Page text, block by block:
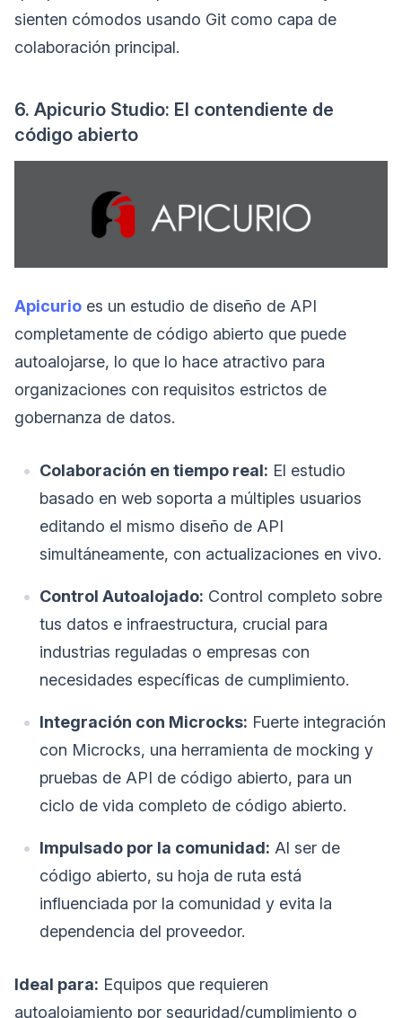
sienten cómodos usando Git como capa de
colaboración principal.
6. Apicurio Studio: El contendiente de
código abierto
Apicurio es un estudio de diseño de API
completamente de código abierto que puede
autoalojarse, lo que lo hace atractivo para
organizaciones con requisitos estrictos de
gobernanza de datos.
Colaboración en tiempo real: El estudio
basado en web soporta a múltiples usuarios
editando el mismo diseño de API
simultáneamente, con actualizaciones en vivo.
Control Autoalojado: Control completo sobre
tus datos e infraestructura, crucial para
industrias reguladas o empresas con
necesidades específicas de cumplimiento.
Integración con Microcks: Fuerte integración
con Microcks, una herramienta de mocking y
pruebas de API de código abierto, para un
ciclo de vida completo de código abierto.
Impulsado por la comunidad: Al ser de
código abierto, su hoja de ruta está
influenciada por la comunidad y evita la
dependencia del proveedor.
Ideal para: Equipos que requieren
autoalojamiento por seguridad/cumplimiento o